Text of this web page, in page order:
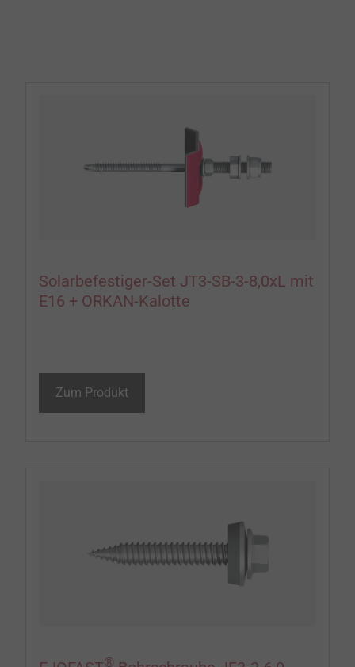
Solarbefestiger-Set JT3-SB-3-8,0xL mit
E16 + ORKAN-Kalotte
Zum Produkt
®